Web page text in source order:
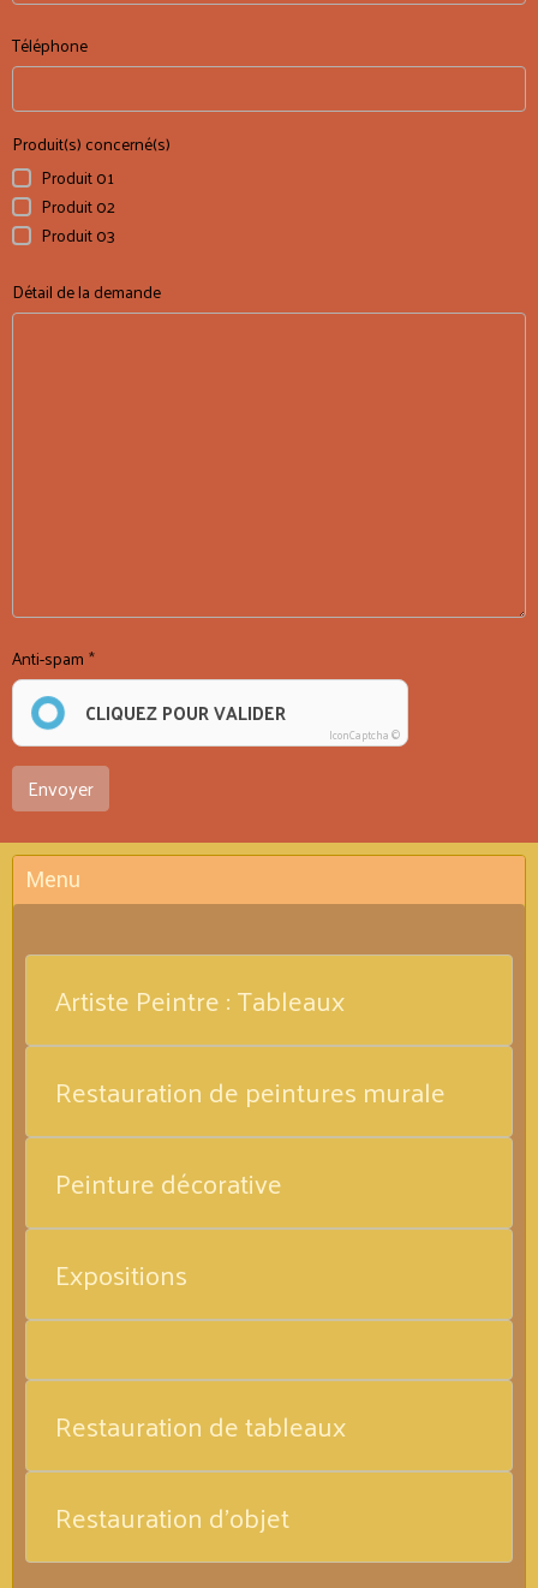
Téléphone
Produit(s) concerné(s)
Produit 01
Produit 02
Produit 03
Détail de la demande
Anti-spam
CLIQUEZ POUR VALIDER
IconCaptcha ©
Envoyer
Menu
Artiste Peintre : Tableaux
Restauration de peintures murale
Peinture décorative
Expositions
Restauration de tableaux
Restauration d'objet